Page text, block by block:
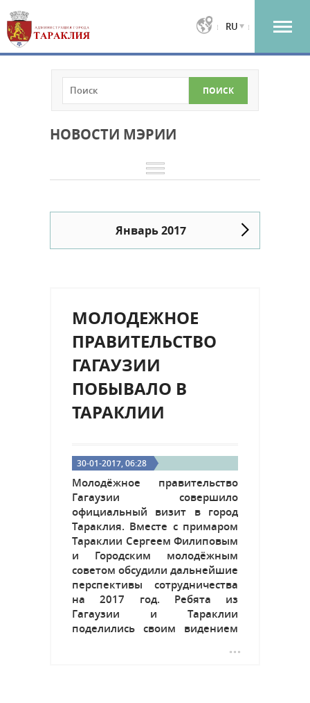
RU
НОВОСТИ МЭРИИ
Январь 2017
МОЛОДЕЖНОЕ
ПРАВИТЕЛЬСТВО
ГАГАУЗИИ
ПОБЫВАЛО В
ТАРАКЛИИ
30-01-2017, 06:28
Молодёжное правительство
Гагаузии совершило
официальный визит в город
Тараклия. Вместе с примаром
Тараклии Сергеем Филиповым
и Городским молодёжным
советом обсудили дальнейшие
перспективы сотрудничества
на 2017 год. Ребята из
Гагаузии и Тараклии
поделились своим видением
хороших результатов. В